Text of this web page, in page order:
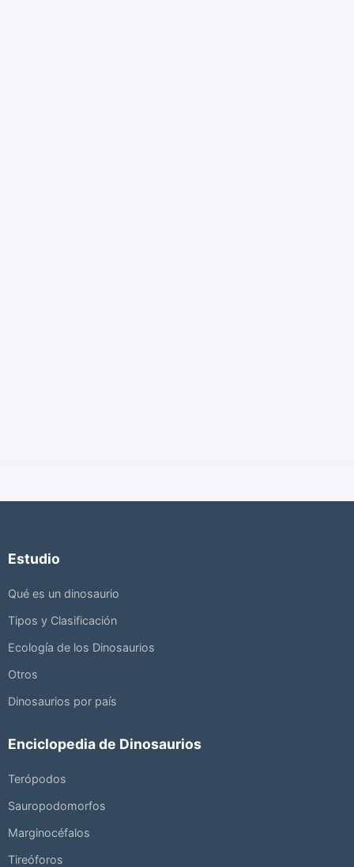
Estudio
Qué es un dinosaurio
Tipos y Clasificación
Ecología de los Dinosaurios
Otros
Dinosaurios por país
Enciclopedia de Dinosaurios
Terópodos
Sauropodomorfos
Marginocéfalos
Tireóforos